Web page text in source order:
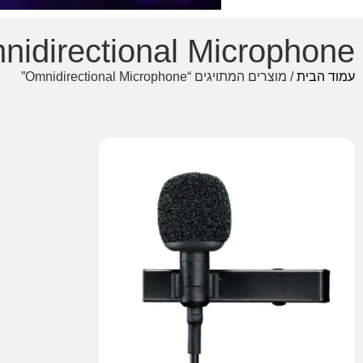
Microphone
עמוד הבית/ מוצרים המתויגים “Omnidirectional Microphone”